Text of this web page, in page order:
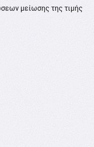
μείωσης της τιμής